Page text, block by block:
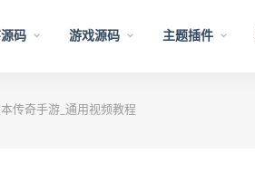
码 游戏源码 主题插件
传奇手游_通用视频教程